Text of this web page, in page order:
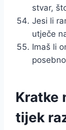
stvar,
Jesi li
utječe
Imaš li
Kratke
tijek